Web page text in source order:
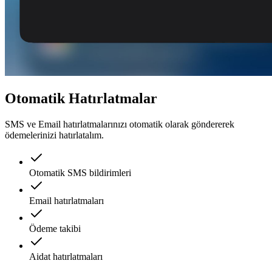
Otomatik Hatırlatmalar
SMS ve Email hatırlatmalarınızı otomatik olarak göndererek
ödemelerinizi hatırlatalım.
Otomatik SMS bildirimleri
Email hatırlatmaları
Ödeme takibi
Aidat hatırlatmaları